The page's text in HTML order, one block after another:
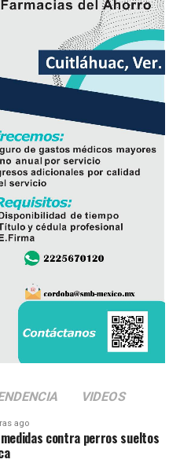
VIDEOS
ago
contra perros sueltos